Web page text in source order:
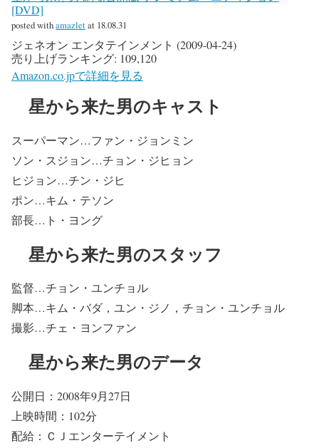
[DVD]
posted withamazletat 18.08.31
ジェネオン エンタテインメント (2009-04-24)
売り上げランキング: 109,120
Amazon.co.jpで詳細を見る
星から来た男のキャスト
スーパーマン…ファン・ジョンミン
ソン・スジョン…チョン・ジヒョン
ヒジョン…チン・ジヒ
ポン…キム・テソン
部長…ト・ヨング
星から来た男のスタッフ
監督…チョン・ユンチョル
脚本…キム・バダ，ユン・ジノ，チョン・ユンチョル
撮影…チェ・ヨンファン
星から来た男のデータ
公開日：2008年9月27日
上映時間：102分
配給：ＣＪエンターテイメント